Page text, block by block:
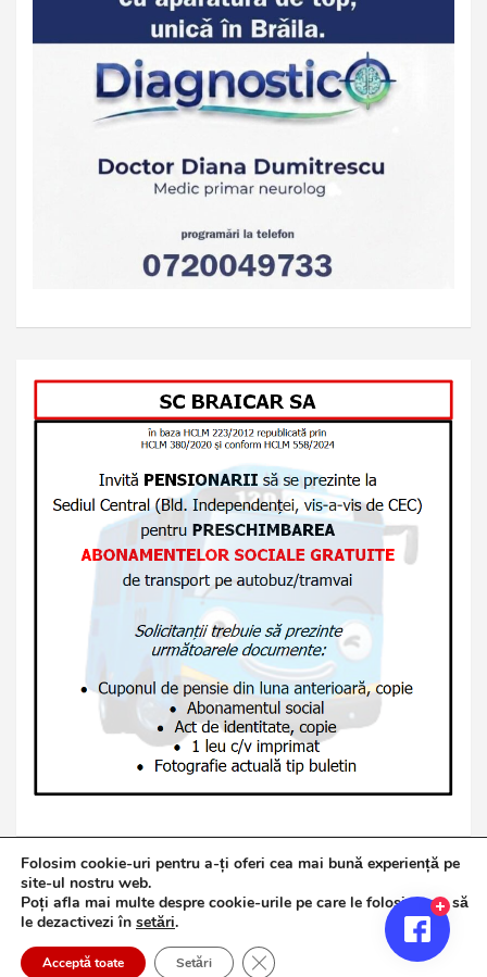
Copyright © 2026Jurnalul de Brăila
Politică de confidențialitate
Theme Horse
Proudly Powered by:WordPress
Folosim cookie-uri pentru a-ți oferi cea mai bună experiență pe
site-ul nostru web.
Poți afla mai multe despre cookie-urile pe care le folosim sau să
le dezactivezi în setări.
Acceptă toate Setări Close GDPR Cookie Banner